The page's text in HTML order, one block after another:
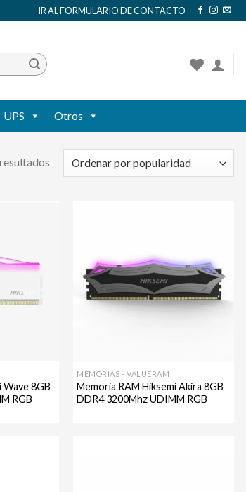
IR AL FORMULARIO DE CONTACTO
UPS Otros
lista de
deseos
Wave 8GB
RGB
lista de
deseos
MEMORIAS - VALUERAM
Memoria RAM Hiksemi Akira 8GB
DDR4 3200Mhz UDIMM RGB